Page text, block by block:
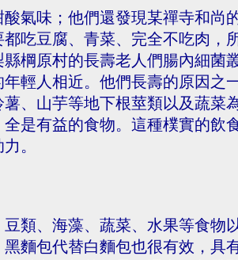
氣味；他們還發現某禪寺和尚
吃豆腐、青菜、完全不吃肉，
棡原村的長壽老人們腸內細菌
輕人相近。他們長壽的原因之
、山芋等地下根莖類以及蔬菜
是有益的食物。這種樸實的飲
。
類、海藻、蔬菜、水果等食物
麵包代替白麵包也很有效，具